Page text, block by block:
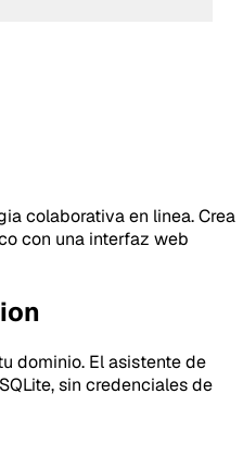
colaborativa en linea. Crea
con una interfaz web
dominio. El asistente de
sin credenciales de